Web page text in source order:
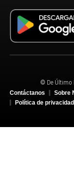
© De Último
Contáctanos
Sobre
Política de privacidad